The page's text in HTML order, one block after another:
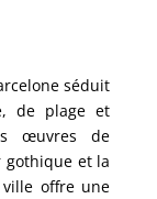
séduit
de plage et
œuvres de
gothique et la
offre une